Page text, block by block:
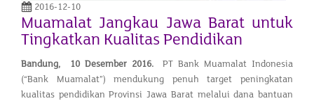
2016-12-10
Muamalat Jangkau Jawa Barat untuk
Tingkatkan Kualitas Pendidikan
Bandung, 10 Desember 2016.PT Bank Muamalat Indonesia
(“Bank Muamalat”) mendukung penuh target peningkatan
kualitas pendidikan Provinsi Jawa Barat melalui dana bantuan